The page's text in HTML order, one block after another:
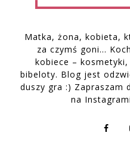
Matka, żona, kobieta,
za czymś goni…
kobiece –
bibeloty. Blog jest
duszy gra :) Zapraszam
na